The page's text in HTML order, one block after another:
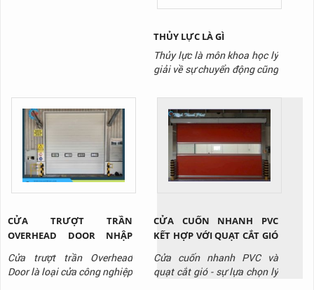
THỦY LỰC LÀ GÌ
Thủy lực là môn khoa học lý
giải về sự chuyển động cũng
chất lỏng tồn tại trong môi
trường giới hạn nào đó. Cụ
thể, trong môi trường thủy
lực, chất lỏng sẽ được truyền
tải nhờ lực đẩy tác dụng lên
chất lỏng.
CỬA TRƯỢT TRẦN
OVERHEAD DOOR NHẬP
KHẨU CHO NHÀ XƯỞNG
TẠI BÌNH DƯƠNG
Cửa trượt trần Overhead
Door là loại cửa công nghiệp
CỬA CUỐN NHANH PVC
KẾT HỢP VỚI QUẠT CẮT GIÓ
- GIẢI PHÁP TỐI ƯU CHO
PHÒNG SẠCH KHO LẠNH
Cửa cuốn nhanh PVC và
quạt cắt gió - sự lựa chọn lý